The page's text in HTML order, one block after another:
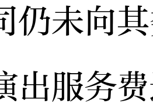
仍未向
出服务